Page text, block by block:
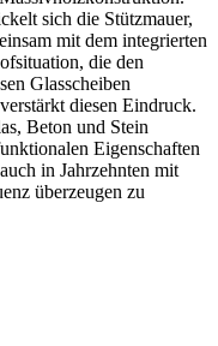
sich die Stützmauer,
mit dem integrierten
die den
Glasscheiben
diesen Eindruck.
Beton und Stein
Eigenschaften
in Jahrzehnten mit
überzeugen zu